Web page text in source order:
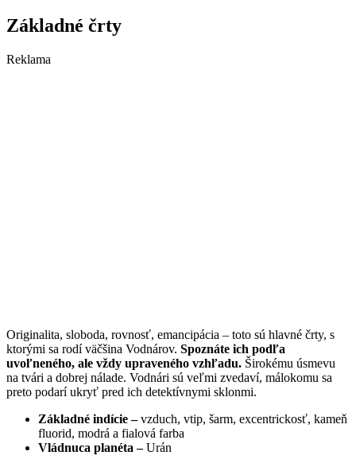
Základné črty
Reklama
Originalita, sloboda, rovnosť, emancipácia – toto sú hlavné črty, s
ktorými sa rodí väčšina Vodnárov. Spoznáte ich podľa
uvoľneného, ale vždy upraveného vzhľadu. Širokému úsmevu
na tvári a dobrej nálade. Vodnári sú veľmi zvedaví, málokomu sa
preto podarí ukryť pred ich detektívnymi sklonmi.
Základné indície –vzduch, vtip, šarm, excentrickosť, kameň
fluorid, modrá a fialová farba
Vládnuca planéta –Urán